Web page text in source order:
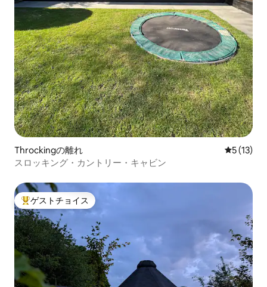
Throckingの離れ レビュー
5 (13)
スロッキング・カントリー・キャビン
大好評のゲストチョイスです。
ゲストチョイス